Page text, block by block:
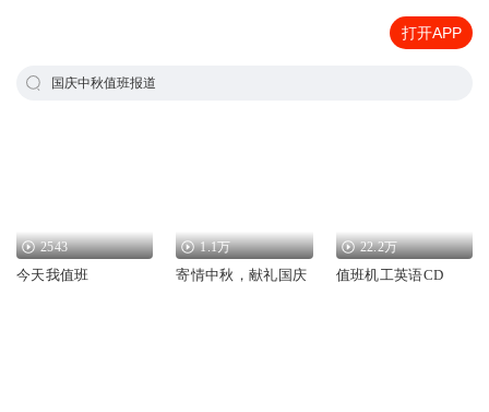
打开APP
国庆中秋值班报道
2543
今天我值班
1.1万
寄情中秋，献礼国庆
22.2万
值班机工英语CD